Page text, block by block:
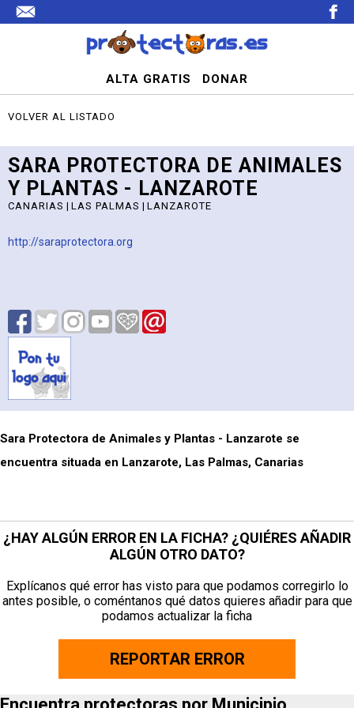
ALTA GRATIS DONAR
VOLVER AL LISTADO
SARA PROTECTORA DE ANIMALES
Y PLANTAS - LANZAROTE
CANARIAS | LAS PALMAS | LANZAROTE
http://saraprotectora.org
Sara Protectora de Animales y Plantas - Lanzarote se
encuentra situada en Lanzarote, Las Palmas, Canarias
¿HAY ALGÚN ERROR EN LA FICHA? ¿QUIÉRES AÑADIR
ALGÚN OTRO DATO?
Explícanos qué error has visto para que podamos corregirlo lo
antes posible, o coméntanos qué datos quieres añadir para que
podamos actualizar la ficha
REPORTAR ERROR